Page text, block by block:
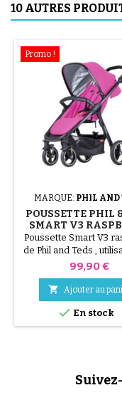
10 AUTRES
Promo !
MARQUE: PHIL AND
POUSSETTE PHIL
SMART V3
Poussette Smart V3
de Phil and Teds ,
la naissance jusqu'à
Prix
99,90 €
 Ajouter au
 En stock